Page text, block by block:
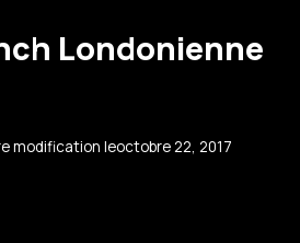
Londonienne
modification leoctobre 22, 2017